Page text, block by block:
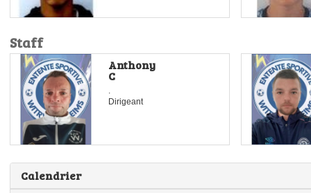
Staff
Anthony
C
.
Dirigeant
Calendrier